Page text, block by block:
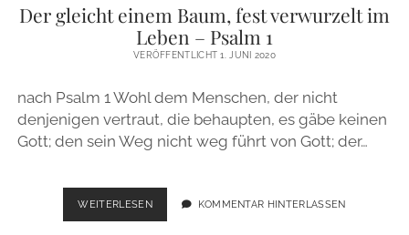
Der gleicht einem Baum, fest verwurzelt im
Leben – Psalm 1
VERÖFFENTLICHT 1. JUNI 2020
nach Psalm 1 Wohl dem Menschen, der nicht
denjenigen vertraut, die behaupten, es gäbe keinen
Gott; den sein Weg nicht weg führt von Gott; der…
WEITERLESENDER
GLEICHT
KOMMENTAR HINTERLASSEN